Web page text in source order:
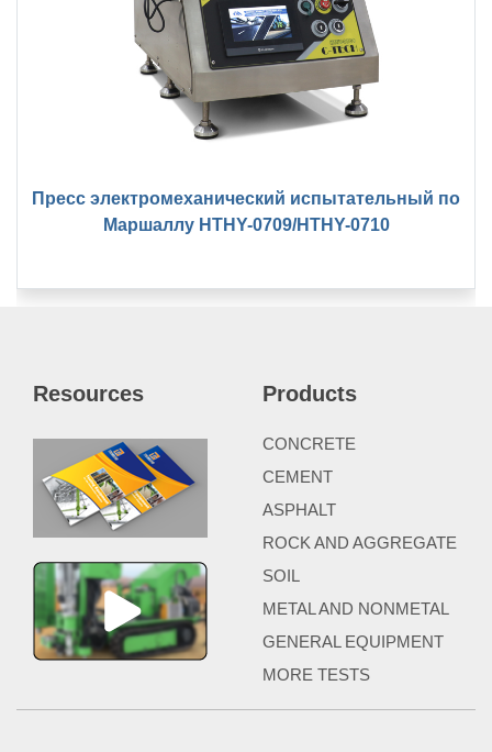
Пресс электромеханический испытательный по
Маршаллу HTHY-0709/HTHY-0710
Resources Products
CONCRETE
CEMENT
ASPHALT
ROCK AND AGGREGATE
SOIL
METAL AND NONMETAL
GENERAL EQUIPMENT
MORE TESTS